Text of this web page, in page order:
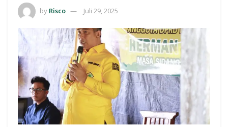
by Risco Juli 29, 2025